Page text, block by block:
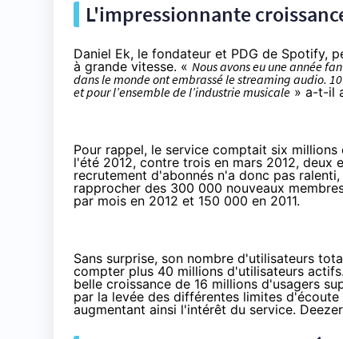
L'impressionnante
Daniel Ek, le fondateur et PDG de Spotify,
à grande vitesse. « Nous avons eu une année
dans le monde ont embrassé le streaming audio.
et pour l’ensemble de l’industrie musicale » a-t-il
Pour rappel, le service comptait six
l'été 2012, contre trois en mars 2012, deux
recrutement d'abonnés n'a donc pas
rapprocher des 300 000 nouveaux
par mois en 2012 et 150 000 en 2011.
Sans surprise, son nombre d'utilisateurs
compter plus 40 millions d'utilisateurs
belle croissance de 16 millions d'usagers
par la levée des différentes limites
augmentant ainsi l'intérêt du service.